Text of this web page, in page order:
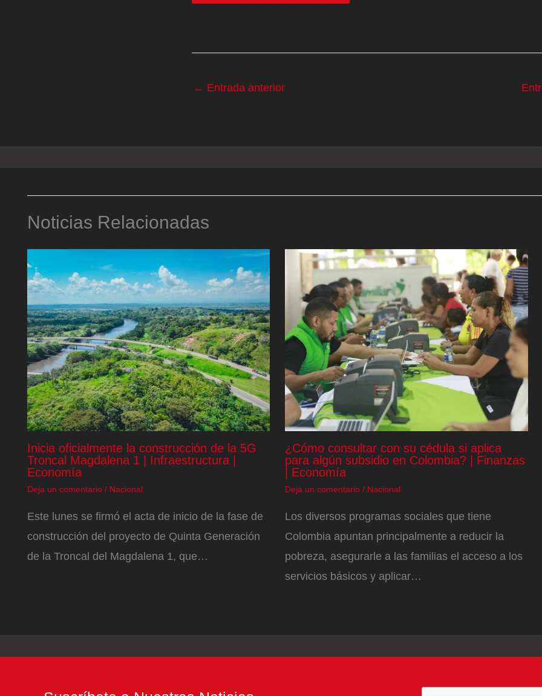
← Entrada anterior
Noticias Relacionadas
Inicia oficialmente la construcción de la 5G
Troncal Magdalena 1 | Infraestructura |
Economía
Deja un comentario / Nacional
Este lunes se firmó el acta de inicio de la fase de
construcción del proyecto de Quinta Generación
de la Troncal del Magdalena 1, que…
¿Cómo consultar con su cédula si aplica
para algún subsidio en Colombia? | Finanzas
| Economía
Deja un comentario / Nacional
Los diversos programas sociales que tiene
Colombia apuntan principalmente a reducir la
pobreza, asegurarle a las familias el acceso a los
servicios básicos y aplicar…